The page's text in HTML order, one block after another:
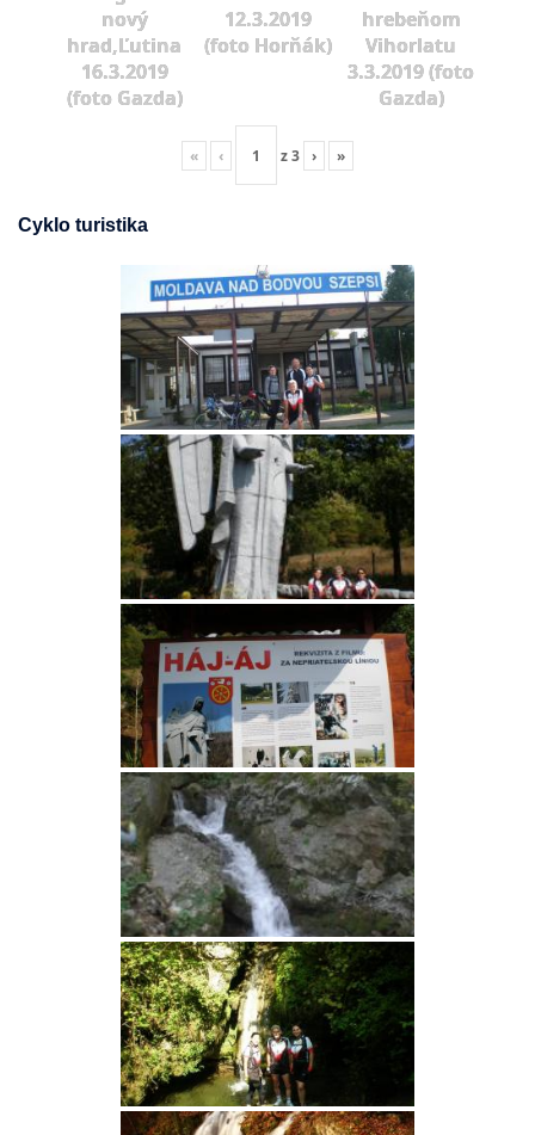
nový
hrad,Ľutina
16.3.2019
(foto Gazda)
12.3.2019
(foto Horňák)
hrebeňom
Vihorlatu
3.3.2019 (foto
Gazda)
« ‹ z3 › »
Cyklo turistika